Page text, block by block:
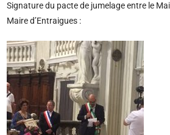
Signature du pacte de jumelage entre le
Maire d’Entraigues :